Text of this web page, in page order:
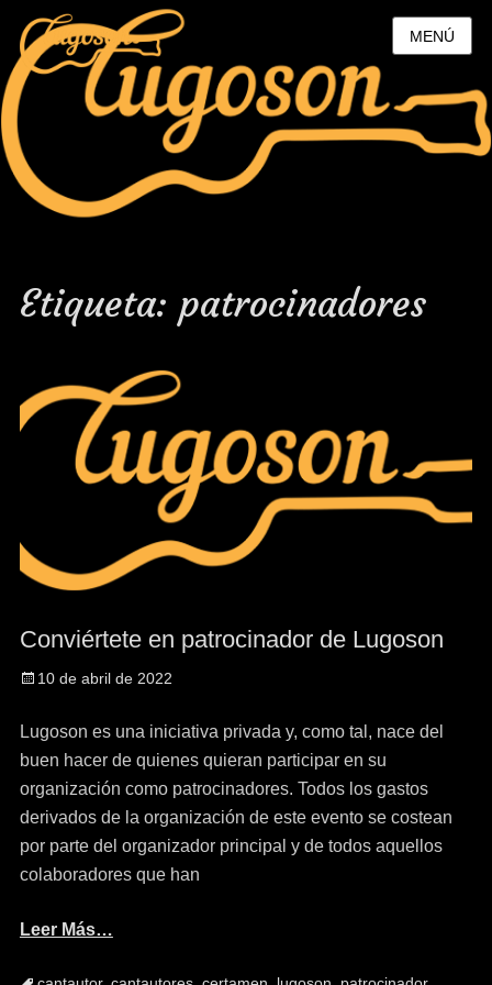
MENÚ
Etiqueta: patrocinadores
Conviértete en patrocinador de Lugoson
10 de abril de 2022
Lugoson es una iniciativa privada y, como tal, nace del
buen hacer de quienes quieran participar en su
organización como patrocinadores. Todos los gastos
derivados de la organización de este evento se costean
por parte del organizador principal y de todos aquellos
colaboradores que han
Leer Más…